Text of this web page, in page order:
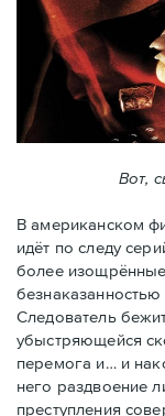
Вот,
В американском
идёт по следу
более изощрённые
Следователь
убыстряющейся
перемога и… и
него раздвоение
преступления